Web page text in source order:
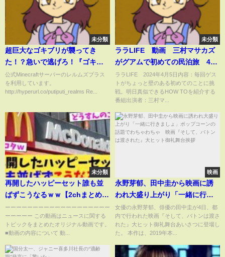
未分類
超巨大なゴキブリが襲ってき
た！？急いで逃げろ！『ゴキブ
リ鬼ごっこ』【まいくら・マイ
ンクラフト】
公式Minecraftサーバーのレルムズプラス
を利用しています。
http://hyperurl.co/putiputi_realms Re...
未分類
ララLIFE 動画 三村マサカズ
がグアムで初めての民泊旅 4月
5日
ララLIFE 2024年4月5日内容：毎回ゲス
トがちょっと壁のある初めてのことに挑
戦。明日真似できるHOW TOを紹介する
番組出演者：三村マ...
未分類
再開したハッピーセット誰も並
ばずこうなるｗｗ【2chまとめ】
【2chスレ】【5chスレ】
ーーーーーーーーーーーーーーーーーーー
ーーーーー この動画はニュースに関する
トピックをまとめたオリジナル動画です。
■動画の内容について 動...
映画
永野芽郁、田中圭から映画に誘
われ大盛り上がり「一緒に行き
ましょ」ポップコーンの話題で
わちゃわちゃ 映画『そして、
バトンは渡された』大ヒット御
女優の永野芽郁、俳優の田中圭が4日、都
内で行われた映画『そして、バトンは渡さ
れた』大ヒット御礼舞台あいさつに登場し
た。 本作は、2019年本...